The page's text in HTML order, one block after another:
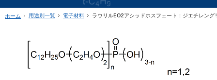
ホーム 用途別一覧 電子材料 ラウリルEO2アシッドホスフェート：ジエチレン